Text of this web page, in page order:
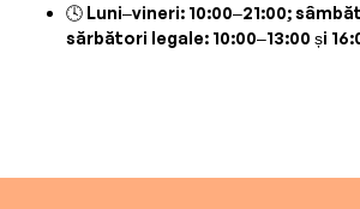
🕓 Luni–vineri: 10:00–21:00;
sărbători legale: 10:00–13:00 și